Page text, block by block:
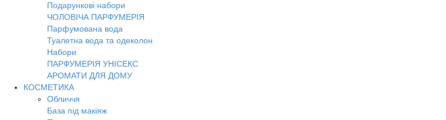
Подарункові набори
ЧОЛОВІЧА ПАРФУМЕРІЯ
Парфумована вода
Туалетна вода та одеколон
Набори
ПАРФУМЕРІЯ УНІСЕКС
АРОМАТИ ДЛЯ ДОМУ
КОСМЕТИКА
Обличчя
База під макіяж